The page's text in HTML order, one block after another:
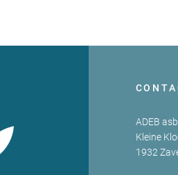
ADEB asbl
Kleine
1932